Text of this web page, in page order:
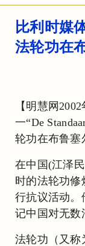
比利时媒
法轮功在
【明慧网
一“De
轮功在布鲁塞
在中国(江泽
时的法轮功
行抗议活动。
记中国对无数
法轮功（又称